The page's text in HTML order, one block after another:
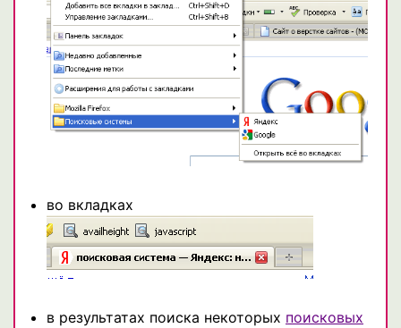
во вкладках
в результатах поиска некоторых поисковых